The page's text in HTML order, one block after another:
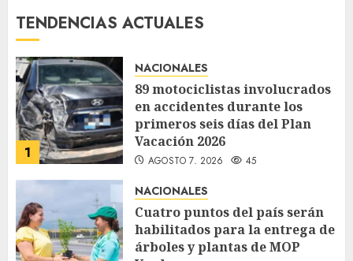
TENDENCIAS ACTUALES
1
NACIONALES
89 motociclistas involucrados
en accidentes durante los
primeros seis días del Plan
Vacación 2026
AGOSTO 7, 2026 45
NACIONALES
Cuatro puntos del país serán
habilitados para la entrega de
árboles y plantas de MOP